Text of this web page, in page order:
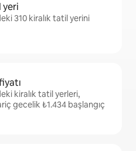
yeri
310 kiralık tatil yerini
kiralık tatil yerleri,
gecelik ₺1.434 başlangıç